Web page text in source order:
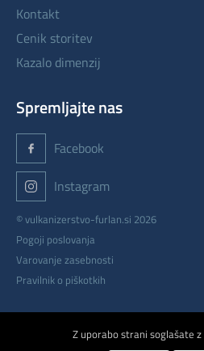
kontakt
cenik storitev
kazalo dimenzij
Spremljajte nas
Facebook
Instagram
© vulkanizerstvo-furlan.si 2026
Pogoji poslovanja
Varovanje zasebnosti
Pravilnik o piškotkih
Z uporabo strani soglašate